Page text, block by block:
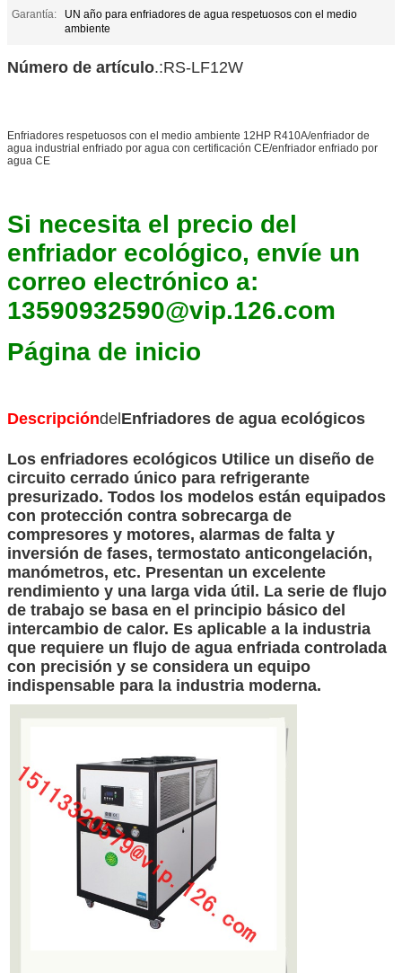
Garantía:
UN año para enfriadores de agua respetuosos con el medio
ambiente
Número de artículo.:RS-LF12W
Enfriadores respetuosos con el medio ambiente 12HP R410A/enfriador de
agua industrial enfriado por agua con certificación CE/enfriador enfriado por
agua CE
Si necesita el precio del
enfriador ecológico, envíe un
correo electrónico a:
13590932590@vip.126.com
Página de inicio
DescripcióndelEnfriadores de agua ecológicos
Los enfriadores ecológicos Utilice un diseño de
circuito cerrado único para refrigerante
presurizado. Todos los modelos están equipados
con protección contra sobrecarga de
compresores y motores, alarmas de falta y
inversión de fases, termostato anticongelación,
manómetros, etc. Presentan un excelente
rendimiento y una larga vida útil. La serie de flujo
de trabajo se basa en el principio básico del
intercambio de calor. Es aplicable a la industria
que requiere un flujo de agua enfriada controlada
con precisión y se considera un equipo
indispensable para la industria moderna.